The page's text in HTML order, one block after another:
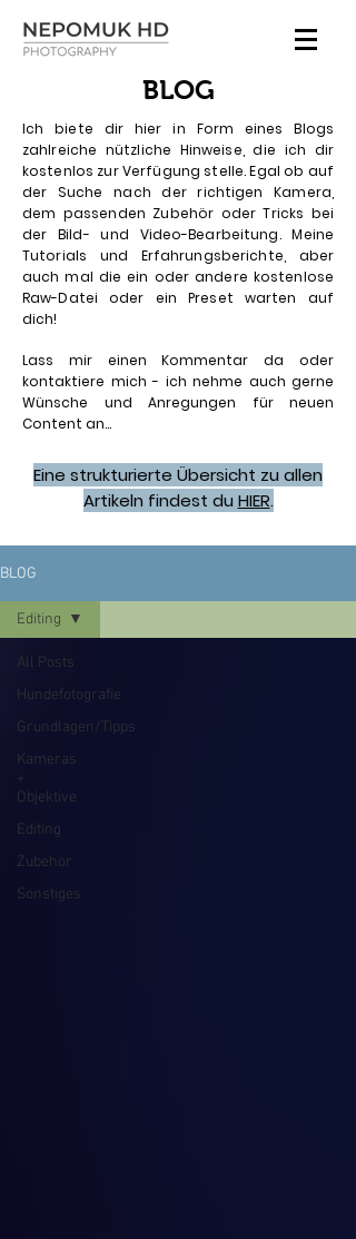
BLOG
Ich biete dir hier in Form eines Blogs
zahlreiche nützliche Hinweise, die ich dir
kostenlos zur Verfügung stelle. Egal ob auf
der Suche nach der richtigen Kamera,
dem passenden Zubehör oder Tricks bei
der Bild- und Video-Bearbeitung. Meine
Tutorials und Erfahrungsberichte, aber
auch mal die ein oder andere kostenlose
Raw-Datei oder ein Preset warten auf
dich!
Lass mir einen Kommentar da oder
kontaktiere mich - ich nehme auch gerne
Wünsche und Anregungen für neuen
Content an...
Eine strukturierte Übersicht zu allen
Artikeln findest du HIER.
BLOG
All Posts
Hundefotografie
Grundlagen/Tipps
Kameras
+
Objektive
Editing
Zubehör
Sonstiges
Editing